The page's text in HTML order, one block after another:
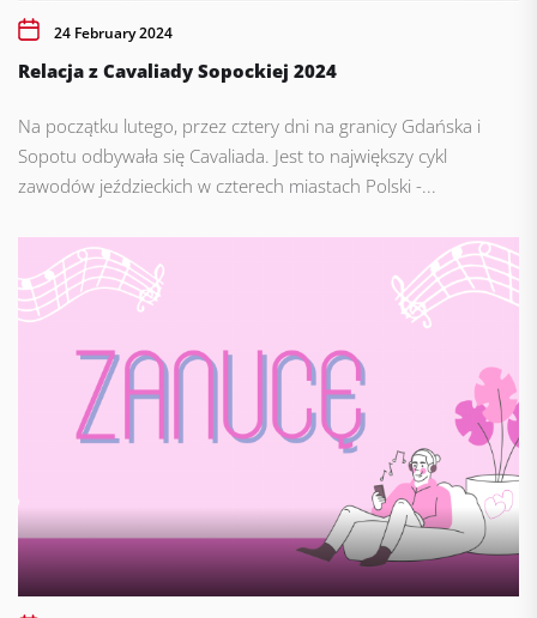
24 February 2024
Relacja z Cavaliady Sopockiej 2024
Na początku lutego, przez cztery dni na granicy Gdańska i
Sopotu odbywała się Cavaliada. Jest to największy cykl
zawodów jeździeckich w czterech miastach Polski -...